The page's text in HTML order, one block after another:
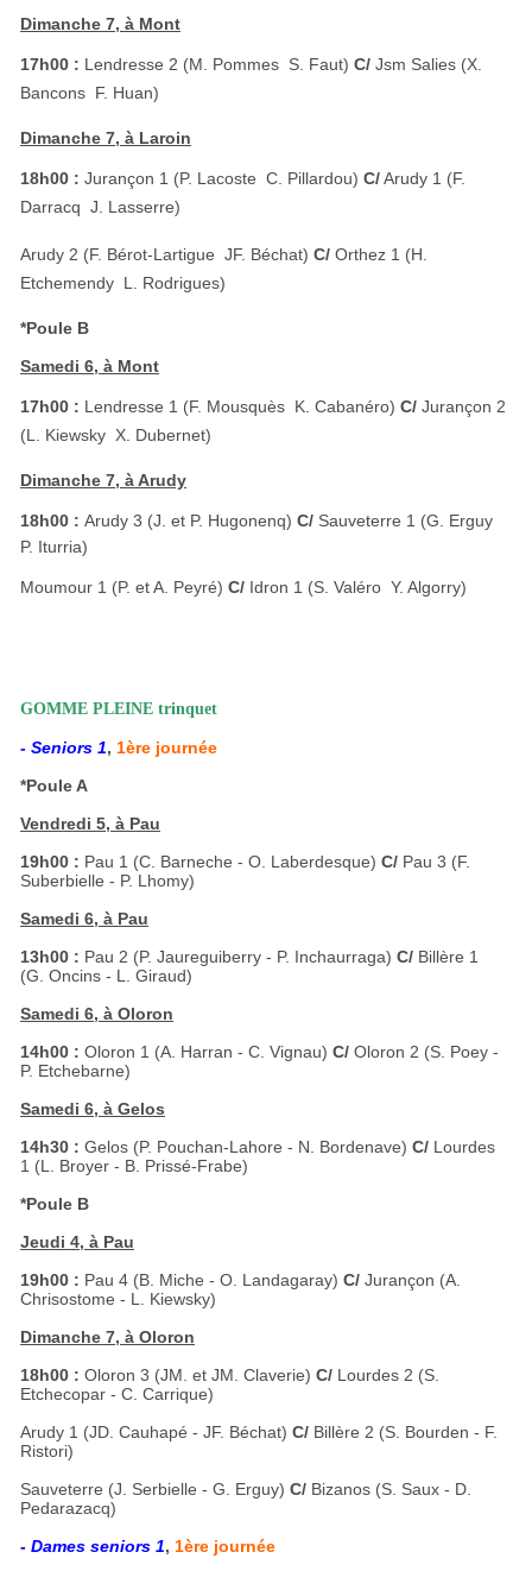
Dimanche 7, à Mont
17h00 : Lendresse 2 (M. Pommes  S. Faut)C/Jsm Salies (X.
Bancons  F. Huan)
Dimanche 7, à Laroin
18h00 : Jurançon 1 (P. Lacoste  C. Pillardou)C/Arudy 1 (F.
Darracq  J. Lasserre)
Arudy 2 (F. Bérot-Lartigue  JF. Béchat)C/Orthez 1 (H.
Etchemendy  L. Rodrigues)
*Poule B
Samedi 6, à Mont
17h00 : Lendresse 1 (F. Mousquès  K. Cabanéro)C/Jurançon 2
(L. Kiewsky  X. Dubernet)
Dimanche 7, à Arudy
18h00 :Arudy 3 (J. et P. Hugonenq)C/ Sauveterre 1 (G. Erguy 
P. Iturria)
Moumour 1 (P. et A. Peyré)C/ Idron 1 (S. Valéro  Y. Algorry)
GOMME PLEINE trinquet
- Seniors 1, 1ère journée
*Poule A
Vendredi 5, à Pau
19h00 : Pau 1 (C. Barneche - O. Laberdesque)C/ Pau 3 (F.
Suberbielle - P. Lhomy)
Samedi 6, à Pau
13h00 : Pau 2 (P. Jaureguiberry - P. Inchaurraga)C/ Billère 1
(G. Oncins - L. Giraud)
Samedi 6, à Oloron
14h00 :Oloron 1 (A. Harran - C. Vignau)C/ Oloron 2 (S. Poey -
P. Etchebarne)
Samedi 6, à Gelos
14h30 : Gelos (P. Pouchan-Lahore - N. Bordenave)C/ Lourdes
1 (L. Broyer - B. Prissé-Frabe)
*Poule B
Jeudi 4, à Pau
19h00 : Pau 4 (B. Miche - O. Landagaray)C/Jurançon (A.
Chrisostome - L. Kiewsky)
Dimanche 7, à Oloron
18h00 :Oloron 3 (JM. et JM. Claverie)C/ Lourdes 2 (S.
Etchecopar - C. Carrique)
Arudy 1 (JD. Cauhapé - JF. Béchat)C/ Billère 2 (S. Bourden - F.
Ristori)
Sauveterre (J. Serbielle - G. Erguy)C/ Bizanos (S. Saux - D.
Pedarazacq)
- Dames seniors 1, 1ère journée